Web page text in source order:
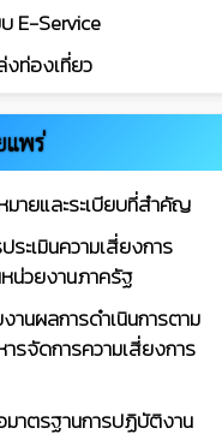
E-Service
งท่องเที่ยว
แพร่
ายและระเบียบที่สำคัญ
ระเมินความเสี่ยงการ
น่วยงานภาครัฐ
านผลการดำเนินการตาม
รจัดการความเสี่ยงการ
มาตรฐานการปฏิบัติงาน